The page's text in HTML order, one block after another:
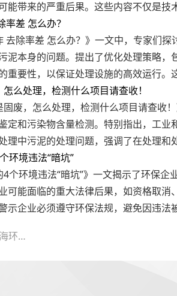
能带来的严重后果。这些内容不仅是
差 怎么办？
除率差 怎么办？》一文中，专家们
泥本身的问题。提出了优化处理策略
重要性，以保证处理设施的高效运行
么处理，检测什么项目请查收！
废，怎么处理，检测什么项目请查收
定和污染物含量检测。特别指出，工
理中污泥的处理问题，强调了在处理和
环境违法“暗坑”
个环境违法“暗坑”》一文揭示了环保
可能面临的重大法律后果，如资格取
示企业必须遵守环保法规，避免因违法
上一篇: 上海环保展|展望未来：上海环保展揭示2024年环保行业新动向与挑战